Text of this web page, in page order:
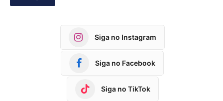
Siga no Instagram
Siga no Facebook
Siga no TikTok